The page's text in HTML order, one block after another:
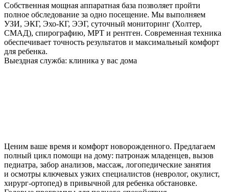
Собственная мощная аппаратная база позволяет пройти
полное обследование за одно посещение. Мы выполняем
УЗИ, ЭКГ, Эхо-КГ, ЭЭГ, суточный мониторинг (Холтер,
СМАД), спирографию, МРТ и рентген. Современная техника
обеспечивает точность результатов и максимальный комфорт
для ребенка.
Выездная служба: клиника у вас дома
Ценим ваше время и комфорт новорожденного. Предлагаем
полный цикл помощи на дому: патронаж младенцев, вызов
педиатра, забор анализов, массаж, логопедические занятия
и осмотры ключевых узких специалистов (невролог, окулист,
хирург-ортопед) в привычной для ребенка обстановке.